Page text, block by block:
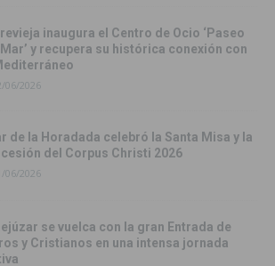
inaugura el Centro de Ocio ‘Paseo
y recupera su histórica conexión con
06/2026
de la Horadada celebró la Santa Misa y la
del Corpus Christi 2026
06/2026
se vuelca con la gran Entrada de
y Cristianos en una intensa jornada